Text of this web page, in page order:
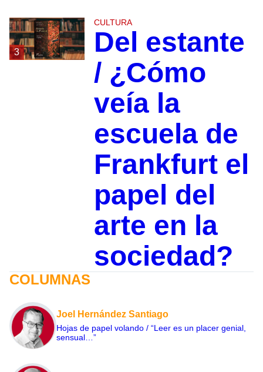
3
CULTURA
Del estante
/ ¿Cómo
veía la
escuela de
Frankfurt el
papel del
arte en la
sociedad?
COLUMNAS
Joel Hernández Santiago
Hojas de papel volando / “Leer es un placer genial,
sensual…”